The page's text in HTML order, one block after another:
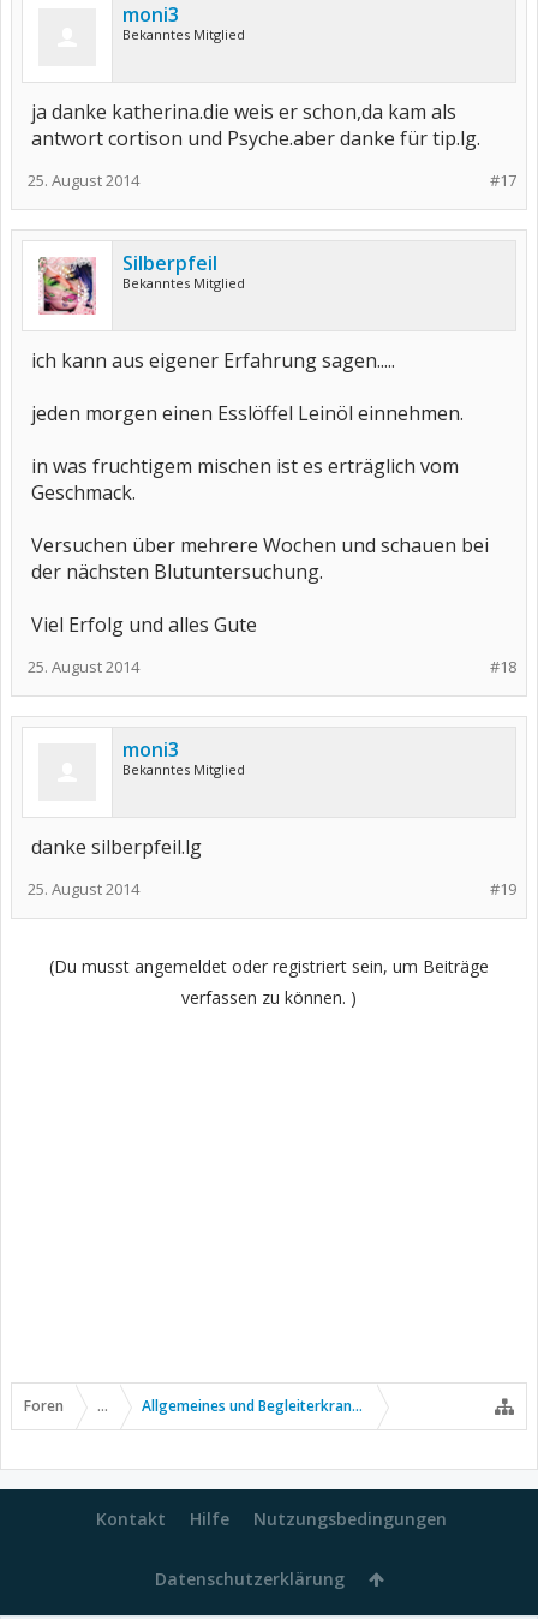
moni3
Bekanntes Mitglied
ja danke katherina.die weis er schon,da kam als
antwort cortison und Psyche.aber danke für tip.lg.
#17
25. August 2014
Silberpfeil
Bekanntes Mitglied
ich kann aus eigener Erfahrung sagen.....
jeden morgen einen Esslöffel Leinöl einnehmen.
in was fruchtigem mischen ist es erträglich vom
Geschmack.
Versuchen über mehrere Wochen und schauen bei
der nächsten Blutuntersuchung.
Viel Erfolg und alles Gute
#18
25. August 2014
moni3
Bekanntes Mitglied
danke silberpfeil.lg
#19
25. August 2014
(Du musst angemeldet oder registriert sein, um Beiträge
verfassen zu können. )
Foren ... Allgemeines und Begleiterkrankungen
Kontakt Hilfe Nutzungsbedingungen
Datenschutzerklärung